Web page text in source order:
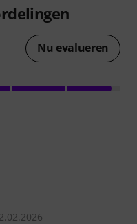
Nu evalueren